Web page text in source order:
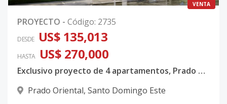
VENTA
PROYECTO - Código: 2735
DESDE US$ 135,013
HASTA US$ 270,000
Exclusivo proyecto de 4 apartamentos, Prado Oriental
Prado Oriental, Santo Domingo Este